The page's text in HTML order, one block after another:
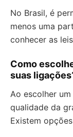
No Brasil, é
menos uma
conhecer as
Como
suas
Ao escolher
qualidade da
Existem